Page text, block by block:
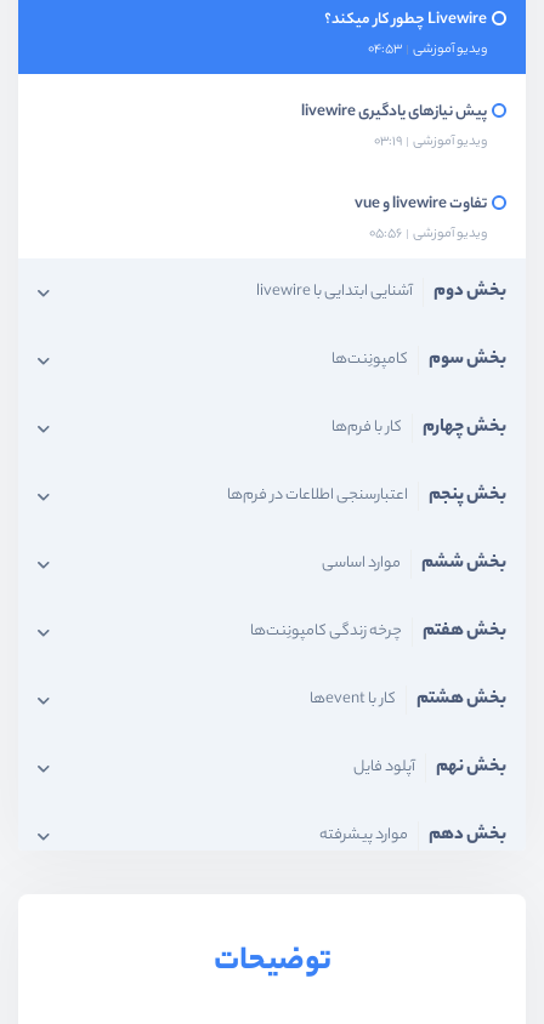
Livewire چطور کار میکند؟
ویدیو آموزشی 04:53
پیش نیاز‌های یادگیری livewire
ویدیو آموزشی 03:19
تفاوت livewire و vue
ویدیو آموزشی 05:56
بخش دوم آشنایی ابتدایی با livewire
بخش سوم کامپونِنت‌ها
بخش چهارم کار با فرم‌ها
بخش پنجم اعتبارسنجی اطلاعات در فرم‌ها
بخش ششم موارد اساسی
بخش هفتم چرخه زندگی کامپونِنت‌ها
بخش هشتم کار با eventها
بخش نهم آپلود فایل
بخش دهم موارد پیشرفته
پروژه : پیاده‌سازی چت روم
توضیحات